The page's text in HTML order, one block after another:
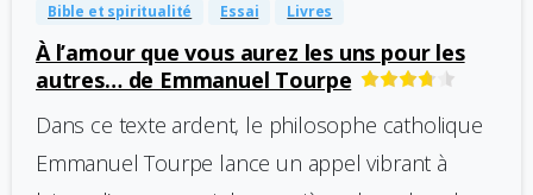
Bible et spiritualité Essai Livres
À l’amour que vous aurez les uns pour les
autres… de Emmanuel Tourpe
Dans ce texte ardent, le philosophe catholique
Emmanuel Tourpe lance un appel vibrant à